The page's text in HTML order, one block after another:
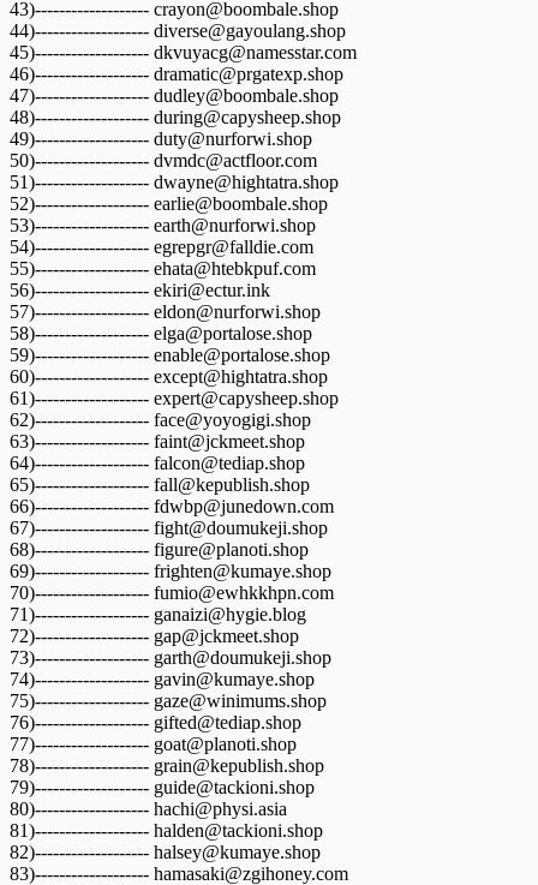
43)------------------- crayon@boombale.shop
44)------------------- diverse@gayoulang.shop
45)------------------- dkvuyacg@namesstar.com
46)------------------- dramatic@prgatexp.shop
47)------------------- dudley@boombale.shop
48)------------------- during@capysheep.shop
49)------------------- duty@nurforwi.shop
50)------------------- dvmdc@actfloor.com
51)------------------- dwayne@hightatra.shop
52)------------------- earlie@boombale.shop
53)------------------- earth@nurforwi.shop
54)------------------- egrepgr@falldie.com
55)------------------- ehata@htebkpuf.com
56)------------------- ekiri@ectur.ink
57)------------------- eldon@nurforwi.shop
58)------------------- elga@portalose.shop
59)------------------- enable@portalose.shop
60)------------------- except@hightatra.shop
61)------------------- expert@capysheep.shop
62)------------------- face@yoyogigi.shop
63)------------------- faint@jckmeet.shop
64)------------------- falcon@tediap.shop
65)------------------- fall@kepublish.shop
66)------------------- fdwbp@junedown.com
67)------------------- fight@doumukeji.shop
68)------------------- figure@planoti.shop
69)------------------- frighten@kumaye.shop
70)------------------- fumio@ewhkkhpn.com
71)------------------- ganaizi@hygie.blog
72)------------------- gap@jckmeet.shop
73)------------------- garth@doumukeji.shop
74)------------------- gavin@kumaye.shop
75)------------------- gaze@winimums.shop
76)------------------- gifted@tediap.shop
77)------------------- goat@planoti.shop
78)------------------- grain@kepublish.shop
79)------------------- guide@tackioni.shop
80)------------------- hachi@physi.asia
81)------------------- halden@tackioni.shop
82)------------------- halsey@kumaye.shop
83)------------------- hamasaki@zgihoney.com